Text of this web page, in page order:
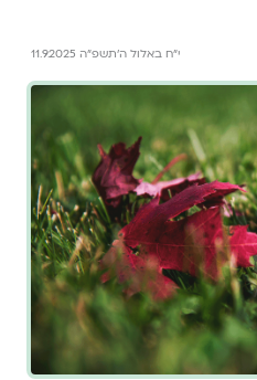
י״ח באלול ה׳תשפ״ה 11.9.2025